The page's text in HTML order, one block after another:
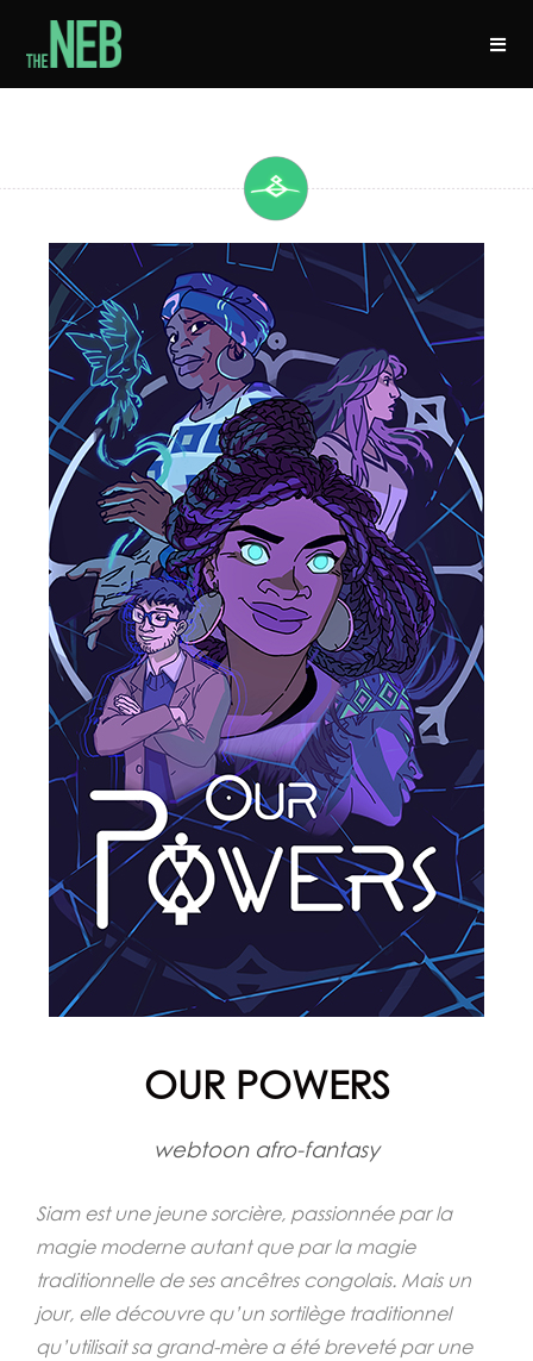
OUR POWERS
webtoon afro-fantasy
Siam est une jeune sorcière, passionnée par la
magie moderne autant que par la magie
traditionnelle de ses ancêtres congolais. Mais un
jour, elle découvre qu’un sortilège traditionnel
qu’utilisait sa grand-mère a été breveté par une